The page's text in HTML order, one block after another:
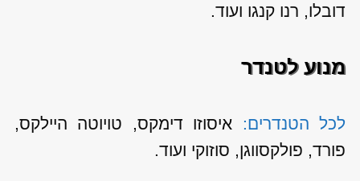
דובלו, רנו קנגו ועוד.
מנוע לטנדר
לכל הטנדרים: איסוזו דימקס, טויוטה היילקס,
פורד, פולקסווגן, סוזוקי ועוד.